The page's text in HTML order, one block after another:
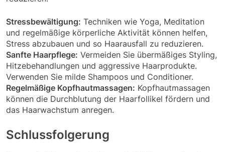
Stressbewältigung: Techniken wie Yoga, Meditation
und regelmäßige körperliche Aktivität können helfen,
Stress abzubauen und so Haarausfall zu reduzieren.
Sanfte Haarpflege: Vermeiden Sie übermäßiges Styling,
Hitzebehandlungen und aggressive Haarprodukte.
Verwenden Sie milde Shampoos und Conditioner.
Regelmäßige Kopfhautmassagen: Kopfhautmassagen
können die Durchblutung der Haarfollikel fördern und
das Haarwachstum anregen.
Schlussfolgerung